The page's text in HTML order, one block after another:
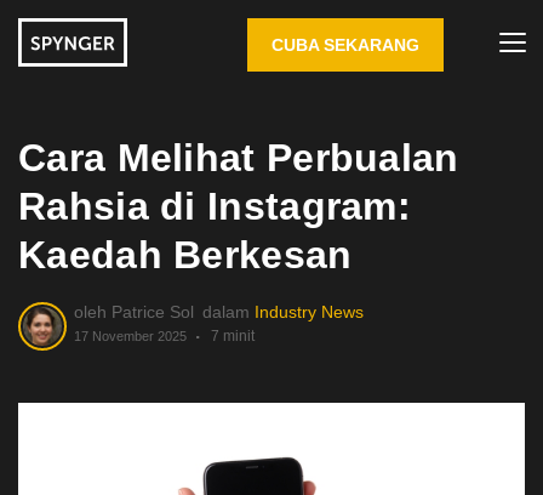
CUBA SEKARANG
Cara Melihat Perbualan
Rahsia di Instagram:
Kaedah Berkesan
oleh Patrice Sol dalam Industry News
17 November 2025 7 minit